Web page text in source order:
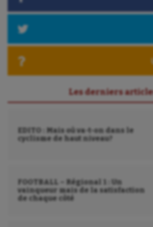
Longue paume
Natation artistique
Omnisports
Paddle
Patinage artistique
Pétanque
Les derniers
EDITO : Mais où va-t-on dans le
cyclisme de haut niveau?
FOOTBALL – Régional 1 : Un
vainqueur mais de la satisfaction
de chaque côté